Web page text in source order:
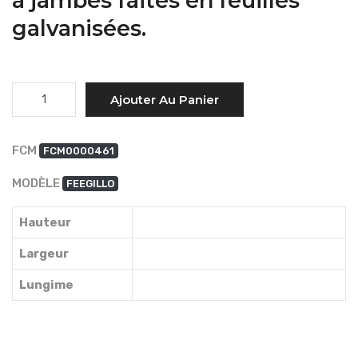
galvanisées.
Quantité
Ajouter Au Panier
FCM FCM0000461
MODÈLE FEEGILLO
Hauteur
Largeur
Lungime